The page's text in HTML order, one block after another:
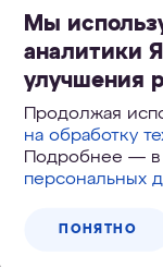
Мы
аналитики
улучшения
Продолжая
на обработку
Подробнее — в
персональных
ПОНЯТНО